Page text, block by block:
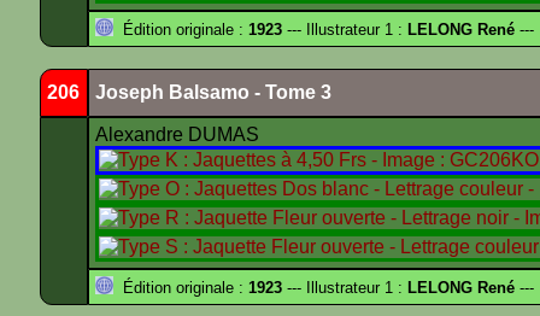
Édition originale : 1923 --- Illustrateur 1 : LELONG René ---
206 Joseph Balsamo - Tome 3
Alexandre DUMAS
Édition originale : 1923 --- Illustrateur 1 : LELONG René ---